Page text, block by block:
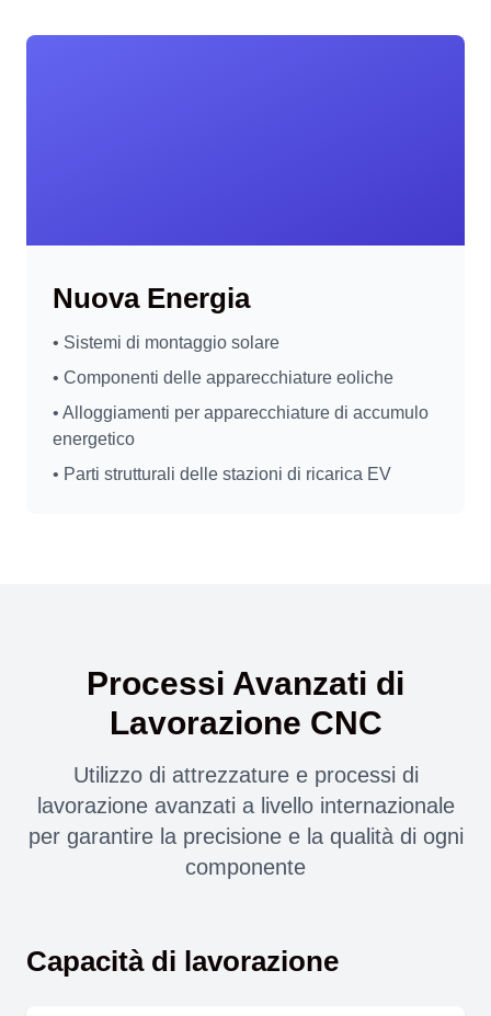
Nuova Energia
• Sistemi di montaggio solare
• Componenti delle apparecchiature eoliche
• Alloggiamenti per apparecchiature di accumulo
energetico
• Parti strutturali delle stazioni di ricarica EV
Processi Avanzati di
Lavorazione CNC
Utilizzo di attrezzature e processi di
lavorazione avanzati a livello internazionale
per garantire la precisione e la qualità di ogni
componente
Capacità di lavorazione